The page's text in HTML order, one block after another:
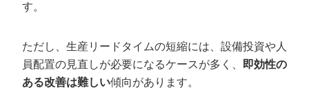
す。
ただし、生産リードタイムの短縮には、設備投資や人
員配置の見直しが必要になるケースが多く、 即効性の
ある改善は難しい傾向があります。